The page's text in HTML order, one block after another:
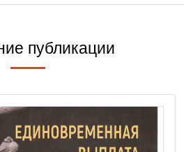
публикации